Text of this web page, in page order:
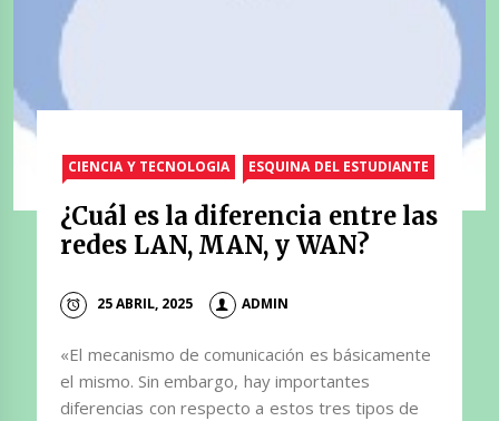
CIENCIA Y TECNOLOGIA ESQUINA DEL ESTUDIANTE
¿Cuál es la diferencia entre las
redes LAN, MAN, y WAN?
25 ABRIL, 2025 ADMIN
«El mecanismo de comunicación es básicamente
el mismo. Sin embargo, hay importantes
diferencias con respecto a estos tres tipos de